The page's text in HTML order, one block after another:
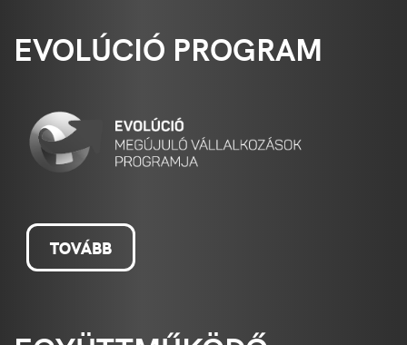
EVOLÚCIÓ PROGRAM
TOVÁBB